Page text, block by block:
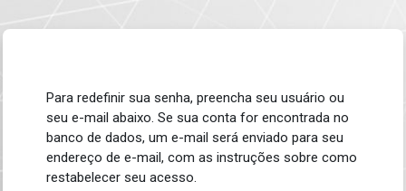
Para redefinir sua senha, preencha seu usuário ou
seu e-mail abaixo. Se sua conta for encontrada no
banco de dados, um e-mail será enviado para seu
endereço de e-mail, com as instruções sobre como
restabelecer seu acesso.